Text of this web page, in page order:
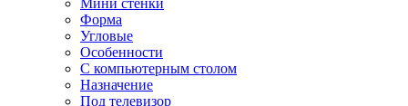
Мини стенки
Форма
Угловые
Особенности
С компьютерным столом
Назначение
Под телевизор